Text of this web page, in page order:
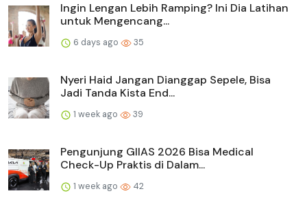
Ingin Lengan Lebih Ramping? Ini Dia Latihan
untuk Mengencang...
6 days ago 35
Nyeri Haid Jangan Dianggap Sepele, Bisa
Jadi Tanda Kista End...
1 week ago 39
Pengunjung GIIAS 2026 Bisa Medical
Check-Up Praktis di Dalam...
1 week ago 42